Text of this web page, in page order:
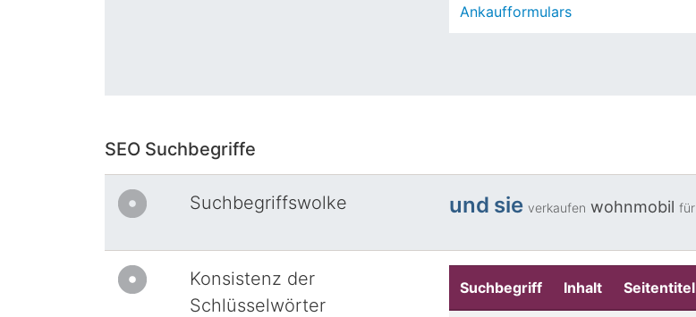
Ankaufformulars
SEO Suchbegriffe
Suchbegriffswolke und sie verkaufen wohnmobil für
Konsistenz der
Schlüsselwörter
Suchbegriff Inhalt Seitentitel